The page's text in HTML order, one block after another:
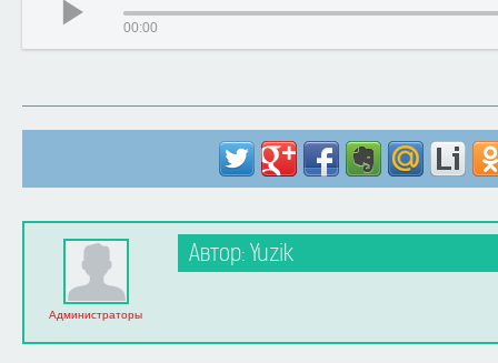
00:00
Администраторы
Автор: Yuzik